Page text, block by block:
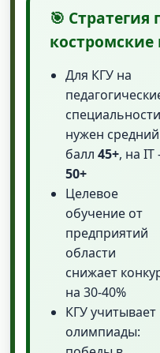
🎯 Стратегия
костромские
Для КГУ на
специальности
нужен средний
балл 45+, на
50+
Целевое
обучение от
предприятий
области
снижает
на 30-40%
КГУ учитывает
олимпиады: